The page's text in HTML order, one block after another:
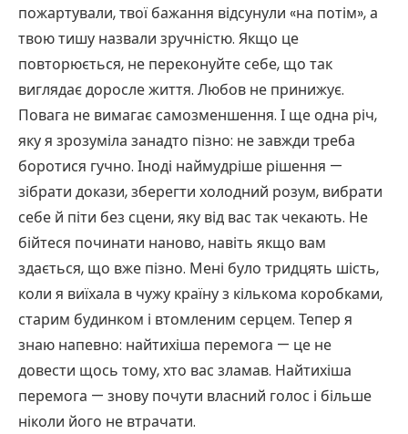
пожартували, твої бажання відсунули «на потім», а
твою тишу назвали зручністю. Якщо це
повторюється, не переконуйте себе, що так
виглядає доросле життя. Любов не принижує.
Повага не вимагає самозменшення. І ще одна річ,
яку я зрозуміла занадто пізно: не завжди треба
боротися гучно. Іноді наймудріше рішення —
зібрати докази, зберегти холодний розум, вибрати
себе й піти без сцени, яку від вас так чекають. Не
бійтеся починати наново, навіть якщо вам
здається, що вже пізно. Мені було тридцять шість,
коли я виїхала в чужу країну з кількома коробками,
старим будинком і втомленим серцем. Тепер я
знаю напевно: найтихіша перемога — це не
довести щось тому, хто вас зламав. Найтихіша
перемога — знову почути власний голос і більше
ніколи його не втрачати.